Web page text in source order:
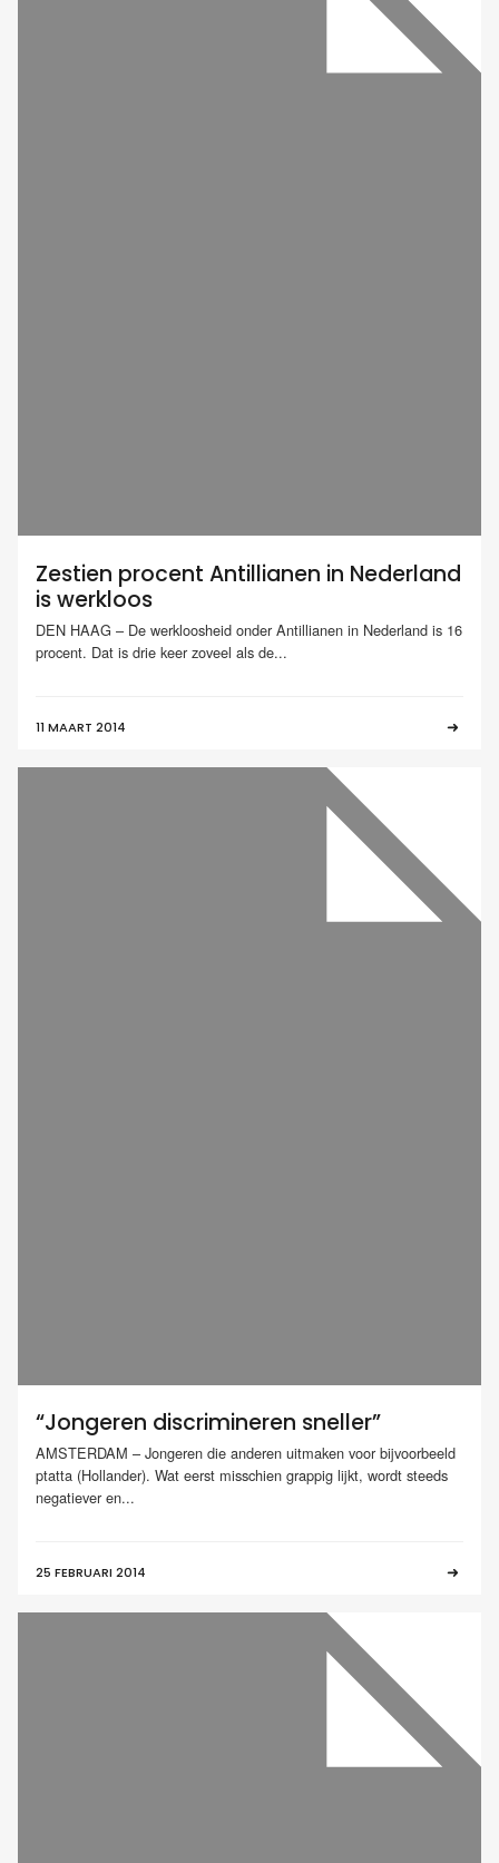
Zestien procent Antillianen in Nederland
is werkloos
DEN HAAG – De werkloosheid onder Antillianen in Nederland is 16
procent. Dat is drie keer zoveel als de...
11 MAART 2014
“Jongeren discrimineren sneller”
AMSTERDAM – Jongeren die anderen uitmaken voor bijvoorbeeld
ptatta (Hollander). Wat eerst misschien grappig lijkt, wordt steeds
negatiever en...
25 FEBRUARI 2014